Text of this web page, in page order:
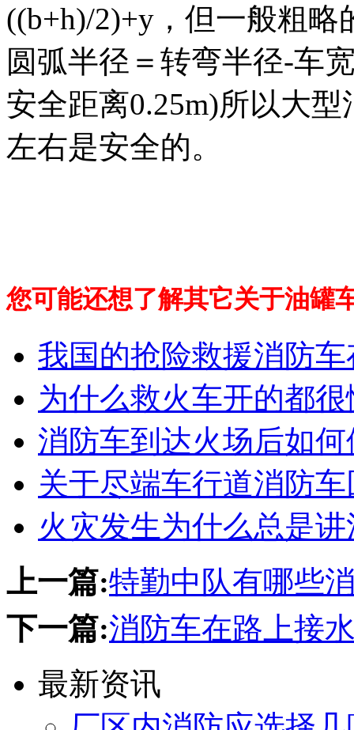
((b+h)/2)+y，但一般粗
圆弧半径＝转弯半径-车
安全距离0.25m)所以大
左右是安全的。
您可能还想了解其它关于油罐
我国的抢险救援消防
为什么救火车开的都很
消防车到达火场后如何
关于尽端车行道消防
火灾发生为什么总是
上一篇:特勤中队有哪些
下一篇:消防车在路上接
最新资讯